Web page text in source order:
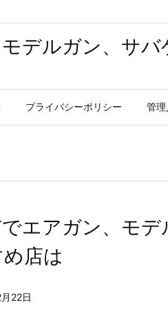
デルガン、サ
プライバシーポリシー 管理
エアガン、モ
店は
22日